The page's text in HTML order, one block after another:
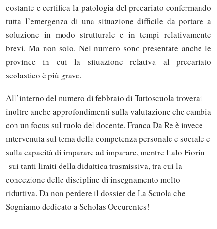
costante e certifica la patologia del precariato confermando
tutta l’emergenza di una situazione difficile da portare a
soluzione in modo strutturale e in tempi relativamente
brevi. Ma non solo. Nel numero sono presentate anche le
province in cui la situazione relativa al precariato
scolastico è più grave.
All’interno del numero di febbraio di Tuttoscuola troverai
inoltre anche approfondimenti sulla valutazione che cambia
con un focus sul ruolo del docente. Franca Da Re è invece
intervenuta sul tema della competenza personale e sociale e
sulla capacità di imparare ad imparare, mentre Italo Fiorin
sui tanti limiti della didattica trasmissiva, tra cui la
concezione delle discipline di insegnamento molto
riduttiva. Da non perdere il dossier de La Scuola che
Sogniamo dedicato a Scholas Occurentes!